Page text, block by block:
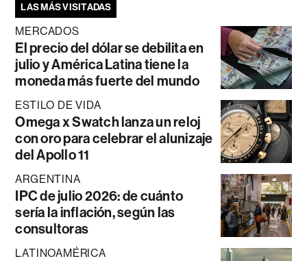
LAS MÁS VISITADAS
MERCADOS
El precio del dólar se debilita en
julio y América Latina tiene la
moneda más fuerte del mundo
ESTILO DE VIDA
Omega x Swatch lanza un reloj
con oro para celebrar el alunizaje
del Apollo 11
ARGENTINA
IPC de julio 2026: de cuánto
sería la inflación, según las
consultoras
LATINOAMÉRICA